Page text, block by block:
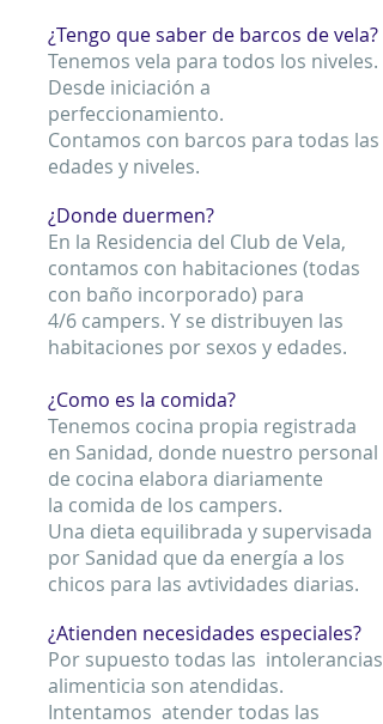
¿Tengo que saber de barcos de vela?
Tenemos vela para todos los niveles.
Desde iniciación a
perfeccionamiento.
Contamos con barcos para todas las
edades y niveles.
¿Donde duermen?
En la Residencia del Club de Vela,
contamos con habitaciones (todas
con baño incorporado) para
4/6 campers. Y se distribuyen las
habitaciones por sexos y edades.
¿Como es la comida?
Tenemos cocina propia registrada
en Sanidad, donde nuestro personal
de cocina elabora diariamente
la comida de los campers.
Una dieta equilibrada y supervisada
por Sanidad que da energía a los
chicos para las avtividades diarias.
¿Atienden necesidades especiales?
Por supuesto todas las intolerancias
alimenticia son atendidas.
Intentamos atender todas las